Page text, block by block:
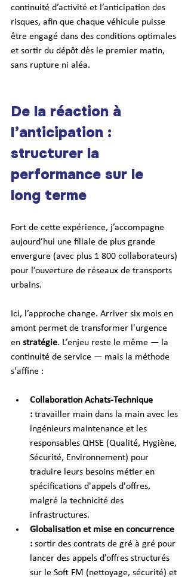
continuité d’activité et l’anticipation des
risques, afin que chaque véhicule puisse
être engagé dans des conditions optimales
et sortir du dépôt dès le premier matin,
sans rupture ni aléa.
De la réaction à
l’anticipation :
structurer la
performance sur le
long terme
Fort de cette expérience, j’accompagne
aujourd’hui une filiale de plus grande
envergure (avec plus 1 800 collaborateurs)
pour l’ouverture de réseaux de transports
urbains.
Ici, l’approche change. Arriver six mois en
amont permet de transformer l'urgence
en stratégie. L’enjeu reste le même — la
continuité de service — mais la méthode
s'affine :
Collaboration Achats-Technique
: travailler main dans la main avec les
ingénieurs maintenance et les
responsables QHSE (Qualité, Hygiène,
Sécurité, Environnement) pour
traduire leurs besoins métier en
spécifications d'appels d'offres,
malgré la technicité des
infrastructures.
Globalisation et mise en concurrence
: sortir des contrats de gré à gré pour
lancer des appels d’offres structurés
sur le Soft FM (nettoyage, sécurité) et